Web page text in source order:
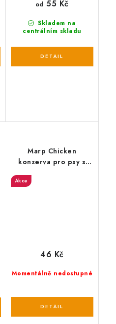
Skladem na
centrálním skladu
od 55 Kč
Marp Chicken
konzerva pro psy s
Akce
Momentálně nedostupné
46 Kč